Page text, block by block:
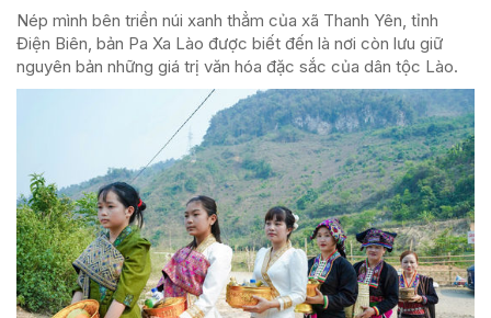
Nép mình bên triền núi xanh thẳm của xã Thanh Yên, tỉnh
Điện Biên, bản Pa Xa Lào được biết đến là nơi còn lưu giữ
nguyên bản những giá trị văn hóa đặc sắc của dân tộc Lào.